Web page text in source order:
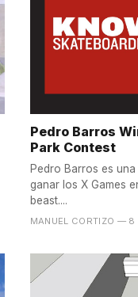
Pedro Barros
Park Contest
Pedro Barros es
ganar los X Games en Austin,
beast....
MANUEL CORTIZO — 8